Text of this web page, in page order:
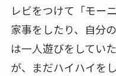
レビをつけて「モー
家事をしたり、自分
は一人遊びをしてい
が、まだハイハイを